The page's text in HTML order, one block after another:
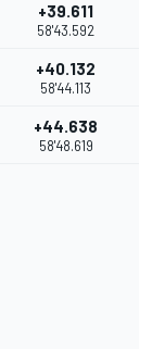
+39.611
58'43.592
+40.132
58'44.113
+44.638
58'48.619